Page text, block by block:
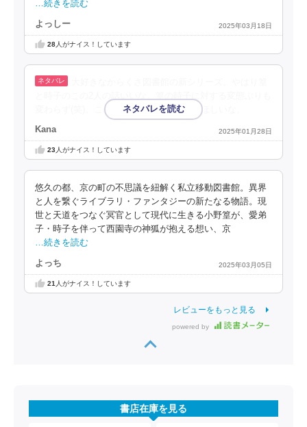
…続きを読む
よっしー 2025年03月18日
28人がナイス！しています
変わらず(笑)。このシリーズも長く続いてほしいな。
Kana 2025年01月28日
23人がナイス！しています
悠久の都、京の町の不思議を紐解く私立移動図書館。異界
と人を繋ぐライブラリ・ファンタジーの新たなる物語。現
世と天道をつなぐ冥官として現代に生きる小野篁が、愛弟
子・時子を伴って西園寺の神狐が抱える想い、京
…続きを読む
よっち 2025年03月05日
21 人がナイス！しています
レビューをもっと見る
powered by
書店在庫を見る